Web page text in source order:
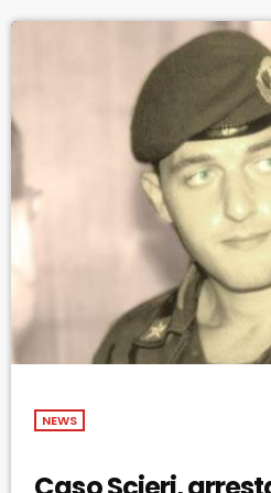
NEWS